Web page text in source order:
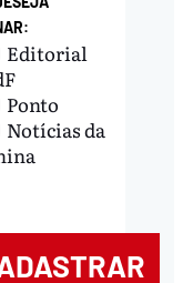
Editorial
Ponto
Notícias da